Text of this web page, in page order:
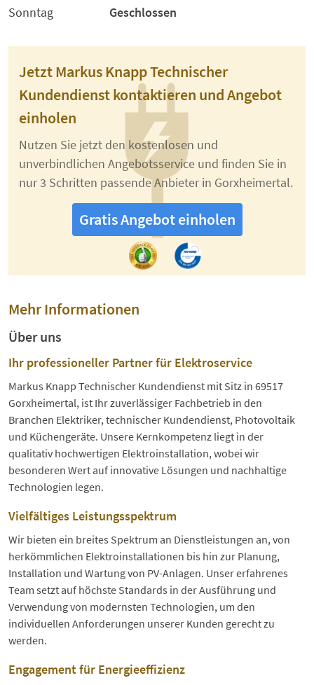
Sonntag Geschlossen
Jetzt Markus Knapp Technischer
Kundendienst kontaktieren und Angebot
einholen
Nutzen Sie jetzt den kostenlosen und
unverbindlichen Angebotsservice und finden Sie in
nur 3 Schritten passende Anbieter in Gorxheimertal.
Gratis Angebot einholen
Mehr Informationen
Über uns
Ihr professioneller Partner für Elektroservice
Markus Knapp Technischer Kundendienst mit Sitz in 69517
Gorxheimertal, ist Ihr zuverlässiger Fachbetrieb in den
Branchen Elektriker, technischer Kundendienst, Photovoltaik
und Küchengeräte. Unsere Kernkompetenz liegt in der
qualitativ hochwertigen Elektroinstallation, wobei wir
besonderen Wert auf innovative Lösungen und nachhaltige
Technologien legen.
Vielfältiges Leistungsspektrum
Wir bieten ein breites Spektrum an Dienstleistungen an, von
herkömmlichen Elektroinstallationen bis hin zur Planung,
Installation und Wartung von PV-Anlagen. Unser erfahrenes
Team setzt auf höchste Standards in der Ausführung und
Verwendung von modernsten Technologien, um den
individuellen Anforderungen unserer Kunden gerecht zu
werden.
Engagement für Energieeffizienz